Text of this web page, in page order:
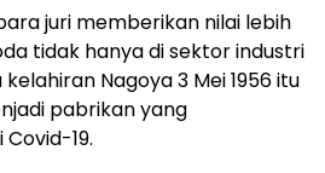
juri memberikan nilai lebih
tidak hanya di sektor industri
Nagoya 3 Mei 1956 itu
pabrikan yang
19.